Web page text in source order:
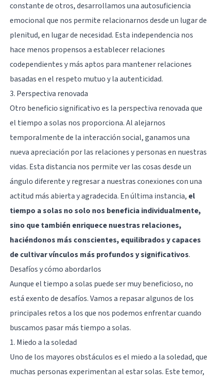
constante de otros, desarrollamos una autosuficiencia
emocional que nos permite relacionarnos desde un lugar de
plenitud, en lugar de necesidad. Esta independencia nos
hace menos propensos a establecer relaciones
codependientes y más aptos para mantener relaciones
basadas en el respeto mutuo y la autenticidad.
3. Perspectiva renovada
Otro beneficio significativo es la perspectiva renovada que
el tiempo a solas nos proporciona. Al alejarnos
temporalmente de la interacción social, ganamos una
nueva apreciación por las relaciones y personas en nuestras
vidas. Esta distancia nos permite ver las cosas desde un
ángulo diferente y regresar a nuestras conexiones con una
actitud más abierta y agradecida. En última instancia, el
tiempo a solas no solo nos beneficia individualmente,
sino que también enriquece nuestras relaciones,
haciéndonos más conscientes, equilibrados y capaces
de cultivar vínculos más profundos y significativos.
Desafíos y cómo abordarlos
Aunque el tiempo a solas puede ser muy beneficioso, no
está exento de desafíos. Vamos a repasar algunos de los
principales retos a los que nos podemos enfrentar cuando
buscamos pasar más tiempo a solas.
1. Miedo a la soledad
Uno de los mayores obstáculos es el miedo a la soledad, que
muchas personas experimentan al estar solas. Este temor,